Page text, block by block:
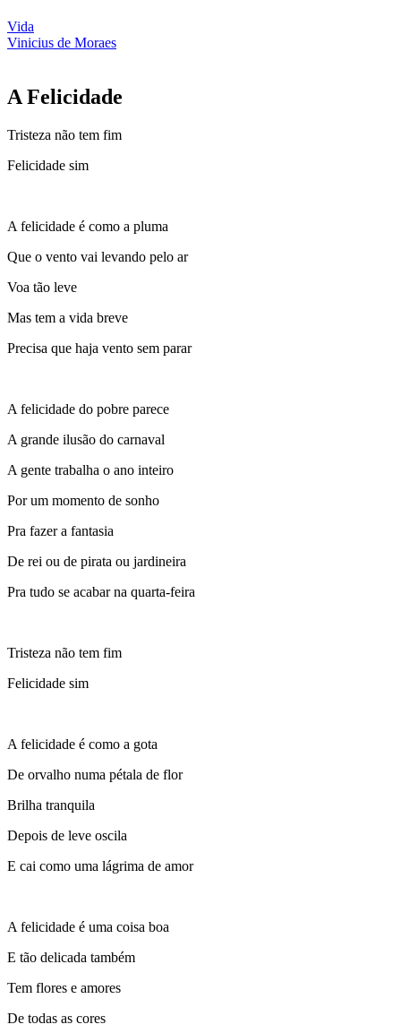
Vida
Vinicius de Moraes
A Felicidade
Tristeza não tem fim
Felicidade sim
A felicidade é como a pluma
Que o vento vai levando pelo ar
Voa tão leve
Mas tem a vida breve
Precisa que haja vento sem parar
A felicidade do pobre parece
A grande ilusão do carnaval
A gente trabalha o ano inteiro
Por um momento de sonho
Pra fazer a fantasia
De rei ou de pirata ou jardineira
Pra tudo se acabar na quarta-feira
Tristeza não tem fim
Felicidade sim
A felicidade é como a gota
De orvalho numa pétala de flor
Brilha tranquila
Depois de leve oscila
E cai como uma lágrima de amor
A felicidade é uma coisa boa
E tão delicada também
Tem flores e amores
De todas as cores